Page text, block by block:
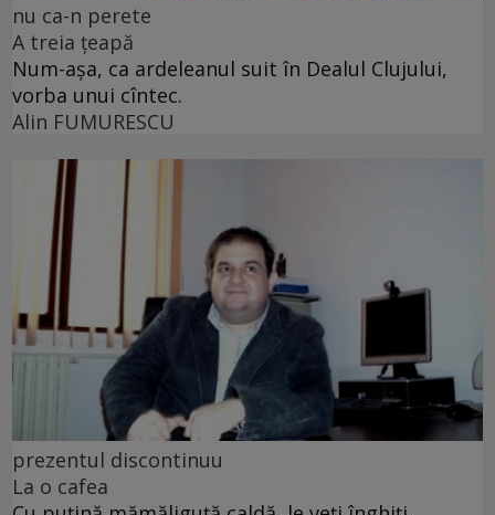
nu ca-n perete
A treia țeapă
Num-așa, ca ardeleanul suit în Dealul Clujului,
vorba unui cîntec.
Alin FUMURESCU
prezentul discontinuu
La o cafea